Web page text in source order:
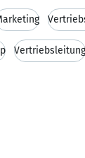
Vertriebsleitung